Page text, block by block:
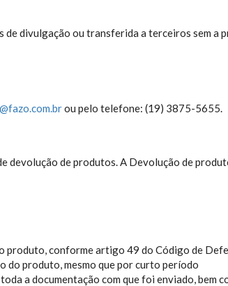
divulgação ou transferida a terceiros sem a
ou pelo telefone: (19) 3875-5655.
devolução de produtos. A Devolução de
conforme artigo 49 do Código de
do produto, mesmo que por curto período
a documentação com que foi enviado, bem